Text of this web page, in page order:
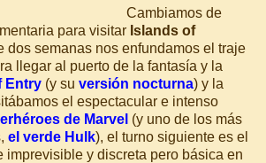
Cambiamos de
para visitar Islands of
dos semanas nos enfundamos el traje
llegar al puerto de la fantasía y la
Entry (y su versión nocturna) y la
el espectacular e intenso
de Marvel (y uno de los más
el verde Hulk), el turno siguiente es el
imprevisible y discreta pero básica en